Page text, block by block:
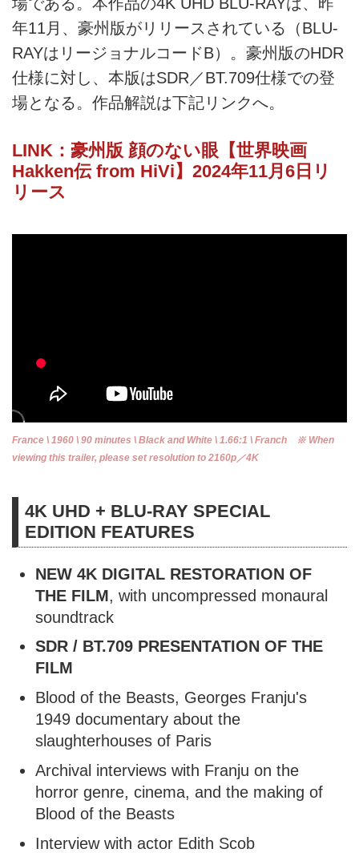
年11月、豪州版がリリースされている（BLU-
RAYはリージョナルコードB）。豪州版のHDR
仕様に対し、本版はSDR／BT.709仕様での登
場となる。作品解説は下記リンクへ。
LINK：豪州版 顔のない眼【世界映画
Hakken伝 from HiVi】2024年11月6日リ
リース
France \ 1960 \ 90 minutes \ Black and White \ 1.66:1 \ Franch ※ When
viewing this trailer, please set resolution to 2160p／4K
4K UHD + BLU-RAY SPECIAL
EDITION FEATURES
NEW 4K DIGITAL RESTORATION OF
THE FILM, with uncompressed monaural
soundtrack
SDR / BT.709 PRESENTATION OF THE
FILM
Blood of the Beasts, Georges Franju's
1949 documentary about the
slaughterhouses of Paris
Archival interviews with Franju on the
horror genre, cinema, and the making of
Blood of the Beasts
Interview with actor Edith Scob